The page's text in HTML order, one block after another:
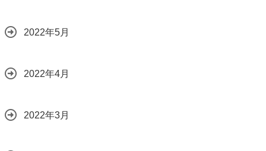
2022年5月
2022年4月
2022年3月